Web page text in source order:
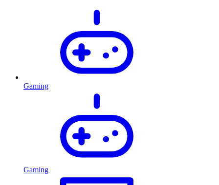
Gaming
Gaming